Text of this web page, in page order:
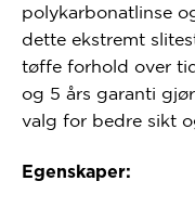
polykarbonatlinse
dette ekstremt
tøffe forhold over
og 5 års garanti
valg for bedre sikt
Egenskaper: